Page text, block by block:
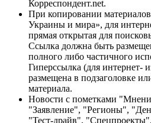
Корреспондент.net.
При копировании
Украины и мира», для
прямая открытая для
Ссылка должна быть
полного либо частичного
Гиперссылка (для интернет-
размещена в подзаголовке
материала.
Новости с пометками
"Заявление", "Регионы",
"Тест-драйв",